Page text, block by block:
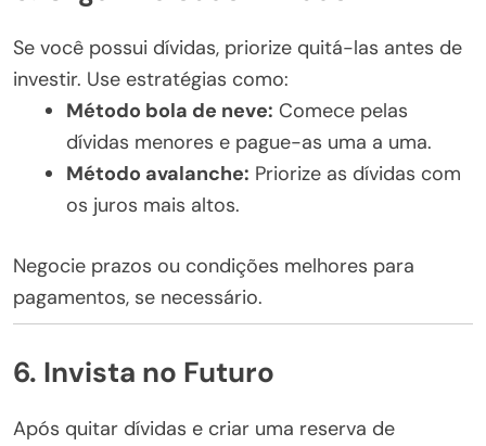
Se você possui dívidas, priorize quitá-las antes de
investir. Use estratégias como:
Método bola de neve: Comece pelas
dívidas menores e pague-as uma a uma.
Método avalanche: Priorize as dívidas com
os juros mais altos.
Negocie prazos ou condições melhores para
pagamentos, se necessário.
6. Invista no Futuro
Após quitar dívidas e criar uma reserva de